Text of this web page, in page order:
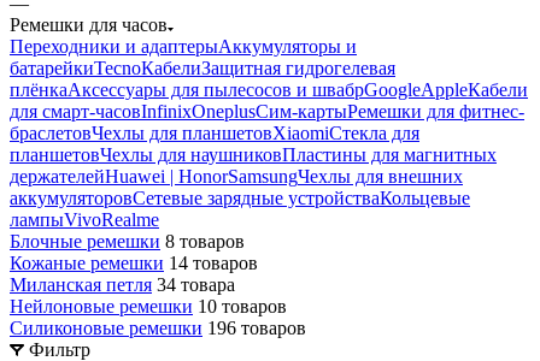
Ремешки для часов
Переходники и адаптерыАккумуляторы и
батарейкиTecnoКабелиЗащитная гидрогелевая
плёнкаАксессуары для пылесосов и швабрGoogleAppleКабели
для смарт-часовInfinixOneplusСим-картыРемешки для фитнес-
браслетовЧехлы для планшетовXiaomiСтекла для
планшетовЧехлы для наушниковПластины для магнитных
держателейHuawei | HonorSamsungЧехлы для внешних
аккумуляторовСетевые зарядные устройстваКольцевые
лампыVivoRealme
Блочные ремешки 8 товаров
Кожаные ремешки 14 товаров
Миланская петля 34 товара
Нейлоновые ремешки 10 товаров
Силиконовые ремешки 196 товаров
Фильтр